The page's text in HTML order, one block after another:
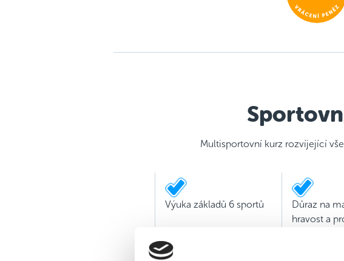
Multisportovní kurz rozvíjející
Výuka základů 6 sportů
Důraz na
hravost a